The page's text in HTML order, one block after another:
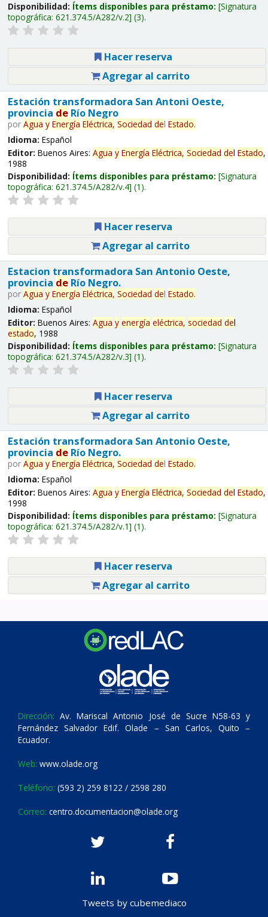
Disponibilidad: Ítems disponibles para préstamo: Signatura
topográfica: 621.374.5/A282/v.2 (3).
Hacer reserva
Agregar al carrito
Estación transformadora San Antoni Oeste,
provincia deRío Negro
por Agua y Energía Eléctrica, Sociedad del Estado.
Idioma: Español
Editor: Buenos Aires: Agua y Energía Eléctrica, Sociedad del Estado,
1988
Disponibilidad: Ítems disponibles para préstamo: Signatura
topográfica: 621.374.5/A282/v.4 (1).
Hacer reserva
Agregar al carrito
Estacion transformadora San Antonio Oeste,
provincia deRío Negro.
por Agua y Energía Eléctrica, Sociedad del Estado.
Idioma: Español
Editor: Buenos Aires: Agua y energía eléctrica, sociedad del
estado, 1988
Disponibilidad: Ítems disponibles para préstamo: Signatura
topográfica: 621.374.5/A282/v.3 (1).
Hacer reserva
Agregar al carrito
Estación transformadora San Antonio Oeste,
provincia deRío Negro.
por Agua y Energía Eléctrica, Sociedad del Estado.
Idioma: Español
Editor: Buenos Aires: Agua y Energía Eléctrica, Sociedad del Estado,
1998
Disponibilidad: Ítems disponibles para préstamo: Signatura
topográfica: 621.374.5/A282/v.1 (1).
Hacer reserva
Agregar al carrito
Dirección: Av. Mariscal Antonio José de Sucre N58-63 y
Fernández Salvador Edif. Olade – San Carlos, Quito –
Ecuador.
Web: www.olade.org
Teléfono: (593 2) 259 8122 / 2598 280
Correo: centro.documentacion@olade.org
Tweets by cubemediaco